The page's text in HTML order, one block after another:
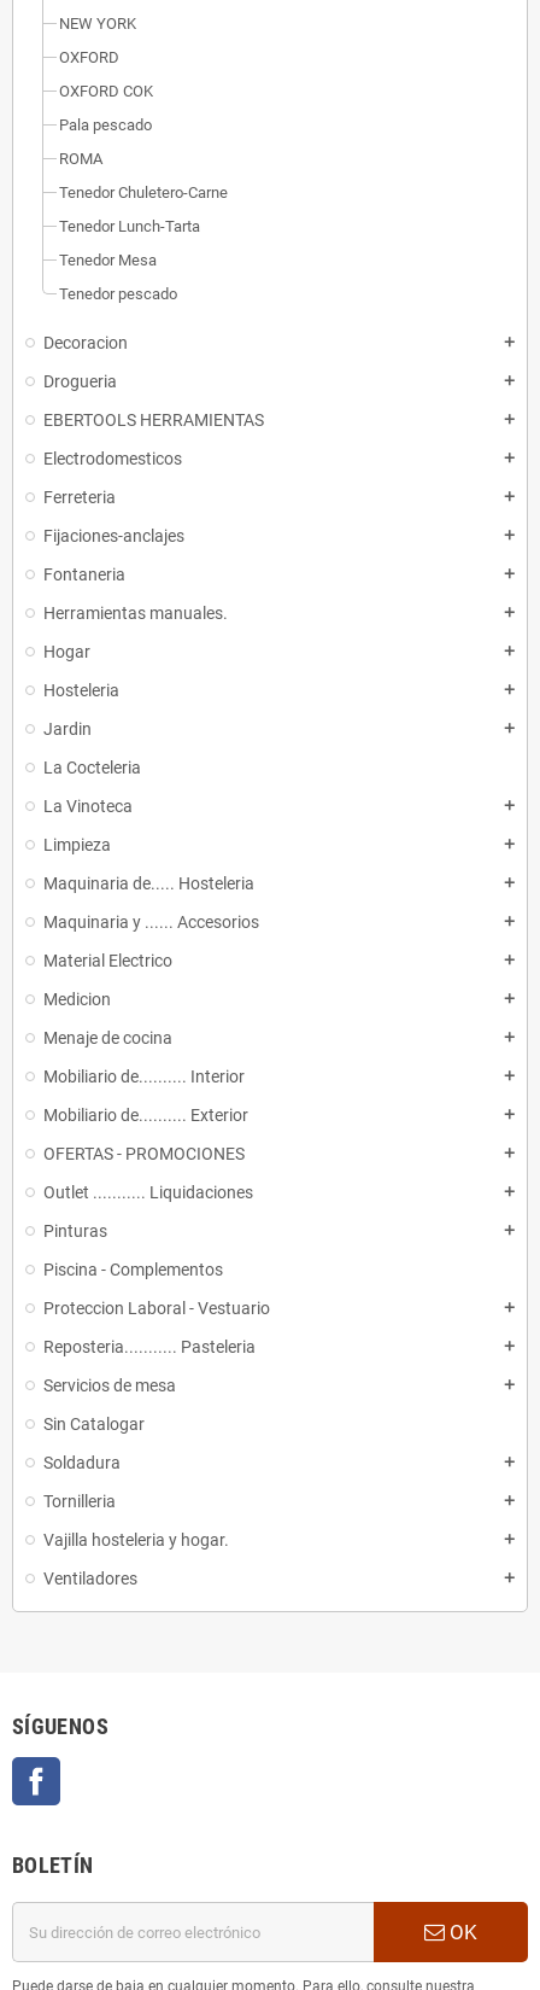
NEW YORK
OXFORD
OXFORD COK
Pala pescado
ROMA
Tenedor Chuletero-Carne
Tenedor Lunch-Tarta
Tenedor Mesa
Tenedor pescado
Decoracion add
Drogueria add
EBERTOOLS HERRAMIENTAS add
Electrodomesticos add
Ferreteria add
Fijaciones-anclajes add
Fontaneria add
Herramientas manuales. add
Hogar add
Hosteleria add
Jardin add
La Cocteleria
La Vinoteca
add
Limpieza add
Maquinaria de..... Hosteleria add
Maquinaria y ...... Accesorios add
Material Electrico add
Medicion add
Menaje de cocina add
Mobiliario de.......... Interior add
Mobiliario de.......... Exterior add
OFERTAS - PROMOCIONES add
Outlet ........... Liquidaciones add
Pinturas add
Piscina - Complementos
Proteccion Laboral - Vestuario
add
Reposteria........... Pasteleria add
Servicios de mesa add
Sin Catalogar
Soldadura
add
Tornilleria add
Vajilla hosteleria y hogar. add
Ventiladores add
SÍGUENOS
BOLETÍN
OK